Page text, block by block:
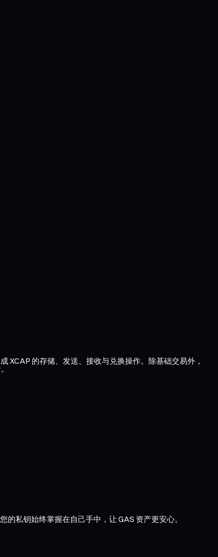
XCAP 的存储、发送、接收与兑换操作。除基础交易外，
私钥始终掌握在自己手中，让 GAS 资产更安心。